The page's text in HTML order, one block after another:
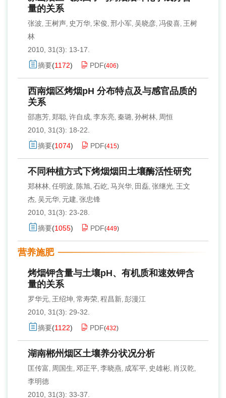
量的关系
张波, 王树声, 史万华, 宋俊, 邢小军, 吴晓彦, 冯俊喜, 王树
林
2010, 31(3): 13-17.
摘要(1172) PDF(406)
西南烟区烤烟pH 分布特点及与感官品质的
关系
邵惠芳, 郑聪, 许自成, 李东亮, 秦璐, 孙树林, 周恒
2010, 31(3): 18-22.
摘要(1074) PDF(415)
不同种植方式下烤烟烟田土壤酶活性研究
郑林林, 任明波, 陈旭, 石屹, 马兴华, 田磊, 张继光, 王文
杰, 吴元华, 元建, 张忠锋
2010, 31(3): 23-28.
摘要(1055) PDF(449)
营养施肥
烤烟钾含量与土壤pH、有机质和速效钾含
量的关系
罗华元, 王绍坤, 常寿荣, 程昌新, 彭漫江
2010, 31(3): 29-32.
摘要(1122) PDF(432)
湖南郴州烟区土壤养分状况分析
匡传富, 周国生, 邓正平, 李晓燕, 成军平, 史雄彬, 肖汉乾,
李明德
2010, 31(3): 33-37.